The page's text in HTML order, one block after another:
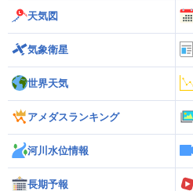
天気図
気象衛星
世界天気
アメダスランキング
河川水位情報
長期予報